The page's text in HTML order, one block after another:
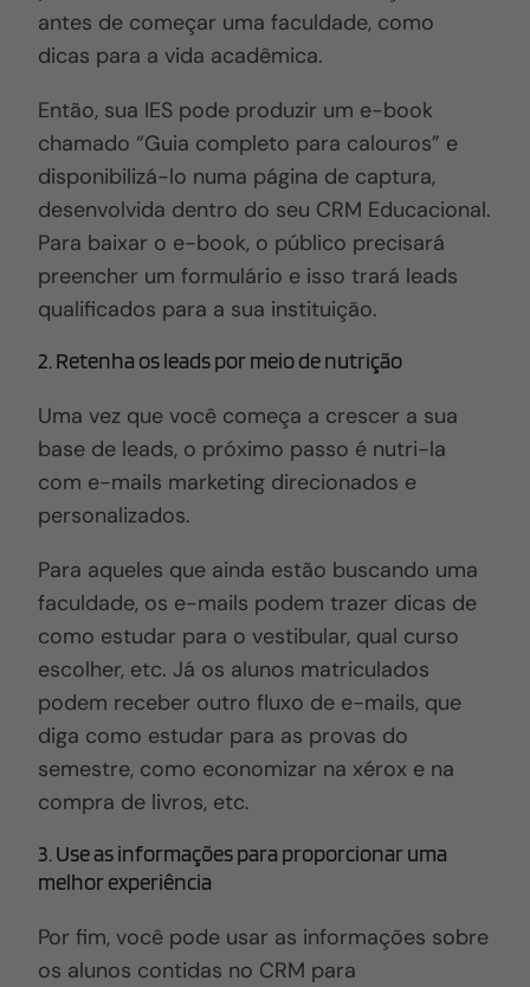
antes de começar uma faculdade, como
dicas para a vida acadêmica.
Então, sua IES pode produzir um e-book
chamado “Guia completo para calouros” e
disponibilizá-lo numa página de captura,
desenvolvida dentro do seu CRM Educacional.
Para baixar o e-book, o público precisará
preencher um formulário e isso trará leads
qualificados para a sua instituição.
2. Retenha os leads por meio de nutrição
Uma vez que você começa a crescer a sua
base de leads, o próximo passo é nutri-la
com e-mails marketing direcionados e
personalizados.
Para aqueles que ainda estão buscando uma
faculdade, os e-mails podem trazer dicas de
como estudar para o vestibular, qual curso
escolher, etc. Já os alunos matriculados
podem receber outro fluxo de e-mails, que
diga como estudar para as provas do
semestre, como economizar na xérox e na
compra de livros, etc.
3. Use as informações para proporcionar uma
melhor experiência
Por fim, você pode usar as informações sobre
os alunos contidas no CRM para